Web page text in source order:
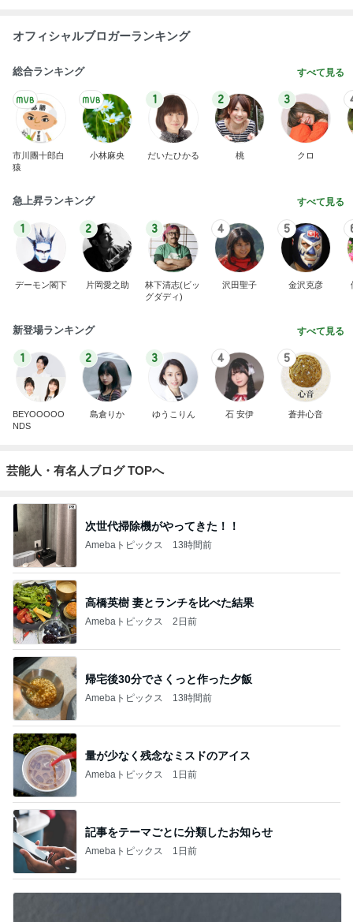
オフィシャルブロガーランキング
総合ランキング すべて見る
市川團十郎白
猿
小林麻央
1
だいたひかる
2
桃
3
クロ
急上昇ランキング すべて見る
1
デーモン閣下
2
片岡愛之助
3
林下清志(ビッ
グダディ)
4
沢田聖子
5
金沢克彦
新登場ランキング すべて見る
1
BEYOOOOO
NDS
2
島倉りか
3
ゆうこりん
4
石 安伊
5
蒼井心音
芸能人・有名人ブログ TOPへ
次世代掃除機がやってきた！！
Amebaトピックス 13時間前
高橋英樹 妻とランチを比べた結果
Amebaトピックス 2日前
帰宅後30分でさくっと作った夕飯
Amebaトピックス 13時間前
量が少なく残念なミスドのアイス
Amebaトピックス 1日前
記事をテーマごとに分類したお知らせ
Amebaトピックス 1日前